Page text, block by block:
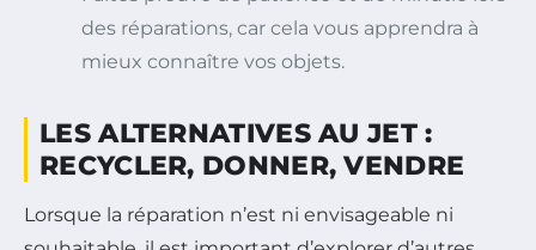
des réparations, car cela vous apprendra à
mieux connaître vos objets.
LES ALTERNATIVES AU JET :
RECYCLER, DONNER, VENDRE
Lorsque la réparation n’est ni envisageable ni